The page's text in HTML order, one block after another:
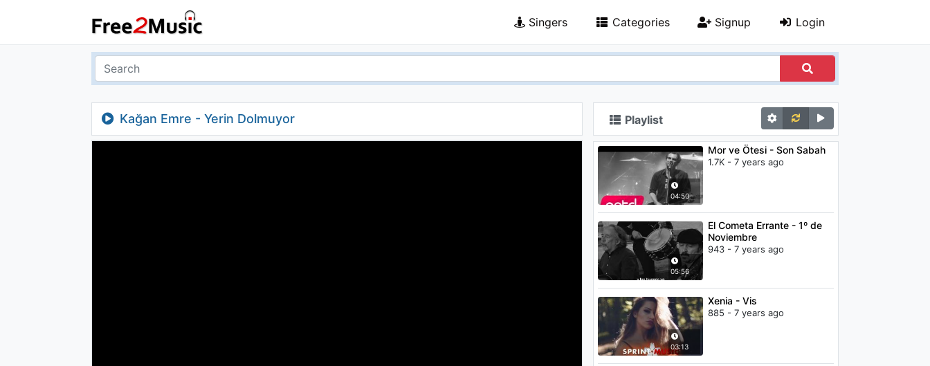
Singers Categories Signup Login
Kağan Emre - Yerin Dolmuyor Playlist
04:50
Mor ve Ötesi - Son Sabah
1.7K - 7 years ago
05:56
El Cometa Errante - 1º de
Noviembre
943 - 7 years ago
03:13
Xenia - Vis
885 - 7 years ago